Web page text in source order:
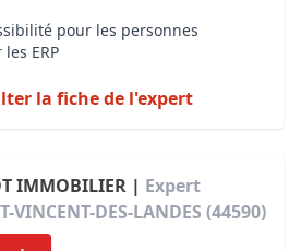
pour les personnes
ERP
la fiche de l'expert
IMMOBILIER | Expert
DES-LANDES (44590)